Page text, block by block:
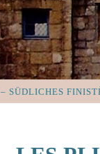
SÜDLICHES